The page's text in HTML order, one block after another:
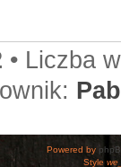
• Liczba
Powered by
Style